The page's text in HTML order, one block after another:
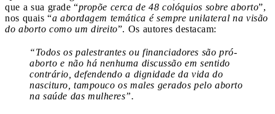
que a sua grade “propõe cerca de 48 colóquios sobre aborto”,
nos quais “a abordagem temática é sempre unilateral na visão
do aborto como um direito”. Os autores destacam:
“Todos os palestrantes ou financiadores são pró-
aborto e não há nenhuma discussão em sentido
contrário, defendendo a dignidade da vida do
nascituro, tampouco os males gerados pelo aborto
na saúde das mulheres”.